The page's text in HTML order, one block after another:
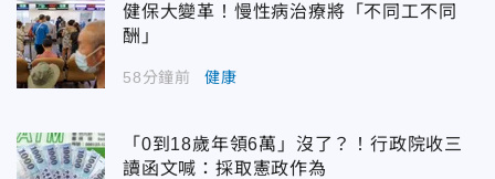
健保大變革！慢性病治療將「不同工不同
酬」
58分鐘前 健康
「0到18歲年領6萬」沒了？！行政院收三
讀函文喊：採取憲政作為